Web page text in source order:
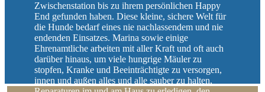
Zwischenstation bis zu ihrem persönlichen Happy
End gefunden haben. Diese kleine, sichere Welt für
die Hunde bedarf eines nie nachlassendem und nie
endenden Einsatzes. Marina sowie einige
Ehrenamtliche arbeiten mit aller Kraft und oft auch
darüber hinaus, um viele hungrige Mäuler zu
stopfen, Kranke und Beeinträchtigte zu versorgen,
innen und außen alles und alle sauber zu halten,